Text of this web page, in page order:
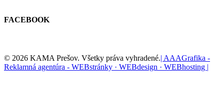
FACEBOOK
© 2026 KAMA Prešov. Všetky práva vyhradené.| AAAGrafika -
Reklamná agentúra - WEBstránky · WEBdesign · WEBhosting |